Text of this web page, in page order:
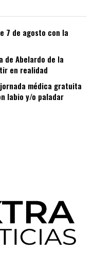
7 de agosto con la
de Abelardo de la
en realidad
médica gratuita
labio y/o paladar